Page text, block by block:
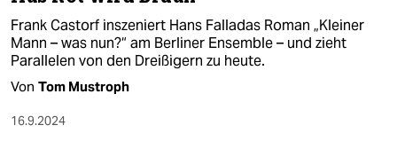
Frank Castorf inszeniert Hans Falladas Roman „Kleiner
Mann – was nun?“ am Berliner Ensemble – und zieht
Parallelen von den Dreißigern zu heute.
Von Tom Mustroph
16.9.2024